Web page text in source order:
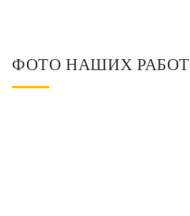
ФОТО НАШИХ РАБОТ